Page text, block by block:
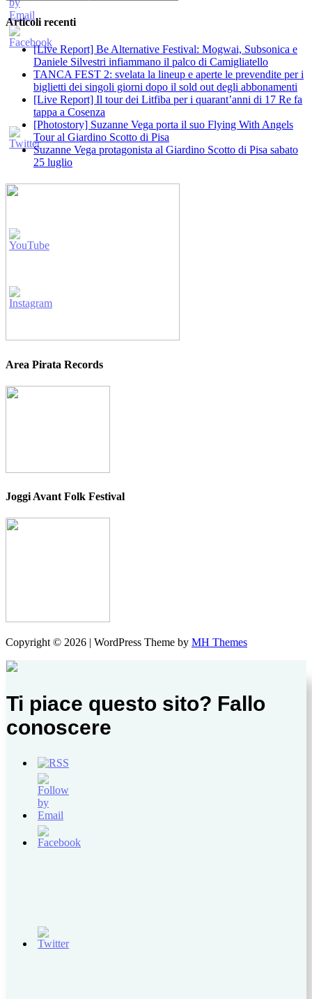
Articoli recenti
[Live Report] Be Alternative Festival: Mogwai, Subsonica e
Daniele Silvestri infiammano il palco di Camigliatello
TANCA FEST 2: svelata la lineup e aperte le prevendite per i
biglietti dei singoli giorni dopo il sold out degli abbonamenti
[Live Report] Il tour dei Litfiba per i quarant’anni di 17 Re fa
tappa a Cosenza
[Photostory] Suzanne Vega porta il suo Flying With Angels
Tour al Giardino Scotto di Pisa
Suzanne Vega protagonista al Giardino Scotto di Pisa sabato
25 luglio
Area Pirata Records
Joggi Avant Folk Festival
Copyright © 2026 | WordPress Theme by MH Themes
Ti piace questo sito? Fallo
conoscere